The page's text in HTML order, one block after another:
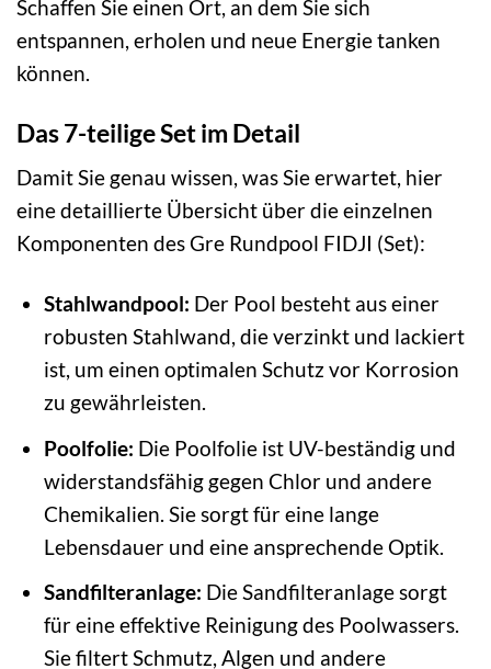
Schaffen Sie einen Ort, an dem Sie sich
entspannen, erholen und neue Energie tanken
können.
Das 7-teilige Set im Detail
Damit Sie genau wissen, was Sie erwartet, hier
eine detaillierte Übersicht über die einzelnen
Komponenten des Gre Rundpool FIDJI (Set):
Stahlwandpool: Der Pool besteht aus einer
robusten Stahlwand, die verzinkt und lackiert
ist, um einen optimalen Schutz vor Korrosion
zu gewährleisten.
Poolfolie: Die Poolfolie ist UV-beständig und
widerstandsfähig gegen Chlor und andere
Chemikalien. Sie sorgt für eine lange
Lebensdauer und eine ansprechende Optik.
Sandfilteranlage: Die Sandfilteranlage sorgt
für eine effektive Reinigung des Poolwassers.
Sie filtert Schmutz, Algen und andere